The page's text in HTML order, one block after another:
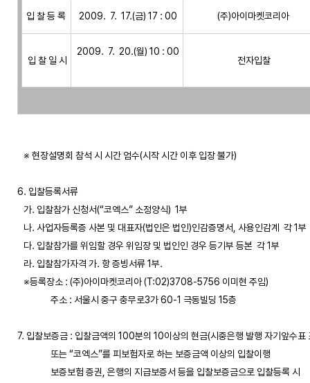
입 찰 등 록 (주)아이마켓코리아
입 찰 일 시
2009.  7.  20.(월) 10 : 00
전자입찰
   ※ 현장설명회 참석 시 시간 엄수(시작 시간 이후 입장 불가)
6. 입찰등록서류
   가. 입찰참가 신청서(“코엑스” 소정양식)  1부
   나. 사업자등록증 사본 및 대표자(법인은 법인)인감증명서, 사용인감계  각 1부
   다. 입찰참가를 위임할 경우 위임장 및 법인인 경우 등기부 등본  각 1부
   라. 입찰참가자격 가. 항 증빙서류 1부.
   ※등록장소 : (주)아이마켓코리아 (T:02)3708-5756 이미현 주임)
                주소 : 서울시 중구 충무로3가 60-1 극동빌딩 15층
7. 입찰보증금 : 입찰금액의 100분의 10이상의 현금(시중은행 발행 자기앞수표
                또는 “코엑스”를 피보험자로 하는 보증금액 이상의 입찰이행
                보증보험 증권, 은행의 지급보증서 등을 입찰보증금으로 입찰등록 시